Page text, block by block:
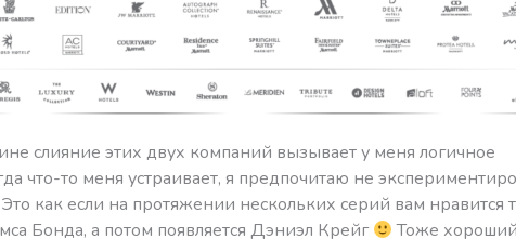
слияние этих двух компаний вызывает у меня логичное
что-то меня устраивает, я предпочитаю не
как если на протяжении нескольких серий вам нравится
Бонда, а потом появляется Дэниэл Крейг
Тоже